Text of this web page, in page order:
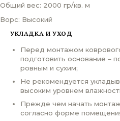
Общий вес: 2000 гр/кв. м
Ворс: Высокий
УКЛАДКА И УХОД
Перед монтажом
подготовить основание –
ровным и сухим;
Не рекомендуется
высоким уровнем
Прежде чем начать
согласно форме